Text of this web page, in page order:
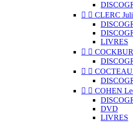
  CLERC
LIVRES
 
  COCTEAU
  COHEN
DVD
LIVRES